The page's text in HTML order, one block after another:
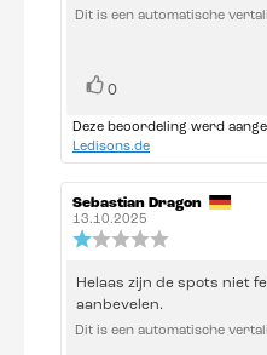
Dit is een automatische
Stem
0
Deze beoordeling werd
Ledisons.de
Auteur
van
deze
Sebastian Dragon
13.10.2025
uit
Beoordelingstekst:
Helaas zijn de spots niet
aanbevelen.
Dit is een automatische